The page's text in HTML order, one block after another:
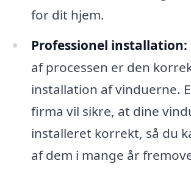
for dit hjem.
Professionel installation:
af processen er den
installation af vinduerne.
firma vil sikre, at dine
installeret korrekt, så du
af dem i mange år